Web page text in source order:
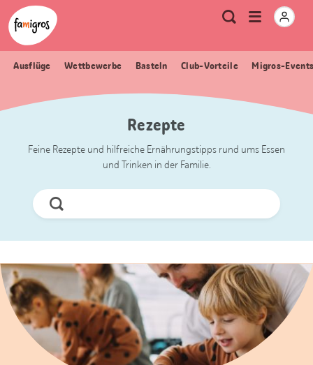
Sprungmarken
Navigation
Header
Logo
Meta
Navigation
Suche
Menu
öffnen
Ausflüge Wettbewerbe Basteln Club-Vorteile Migros-
Rezepte
Feine Rezepte und hilfreiche Ernährungstipps rund ums Essen
und Trinken in der Familie.
Jetzt
Suchen